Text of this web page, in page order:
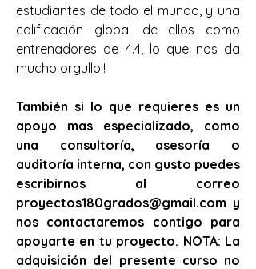
estudiantes de todo el mundo, y una
calificación global de ellos como
entrenadores de 4.4, lo que nos da
mucho orgullo!!
También si lo que requieres es un
apoyo mas especializado, como
una consultoría, asesoría o
auditoría interna, con gusto puedes
escribirnos al correo
proyectos180grados@gmail.com y
nos contactaremos contigo para
apoyarte en tu proyecto. NOTA: La
adquisición del presente curso no